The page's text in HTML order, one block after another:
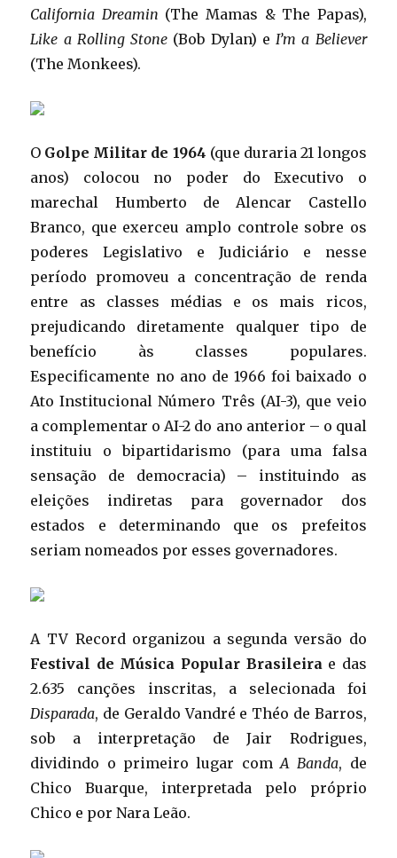
California Dreamin (The Mamas & The Papas),
Like a Rolling Stone (Bob Dylan) eI’m a Believer
(The Monkees).
O Golpe Militar de 1964 (que duraria 21 longos
anos) colocou no poder do Executivo o
marechal Humberto de Alencar Castello
Branco, que exerceu amplo controle sobre os
poderes Legislativo e Judiciário e nesse
período promoveu a concentração de renda
entre as classes médias e os mais ricos,
prejudicando diretamente qualquer tipo de
benefício às classes populares.
Especificamente no ano de 1966 foi baixado o
Ato Institucional Número Três (AI-3), que veio
a complementar o AI-2 do ano anterior – o qual
instituiu o bipartidarismo (para uma falsa
sensação de democracia) – instituindo as
eleições indiretas para governador dos
estados e determinando que os prefeitos
seriam nomeados por esses governadores.
A TV Record organizou a segunda versão do
Festival de Música Popular Brasileirae das
2.635 canções inscritas, a selecionada foi
Disparada, de Geraldo Vandré e Théo de Barros,
sob a interpretação de Jair Rodrigues,
dividindo o primeiro lugar comA Banda, de
Chico Buarque, interpretada pelo próprio
Chico e por Nara Leão.